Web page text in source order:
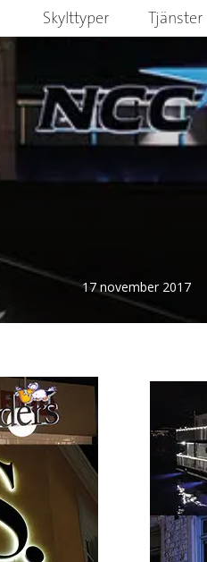
Skylttyper Tjänster
17 november 2017